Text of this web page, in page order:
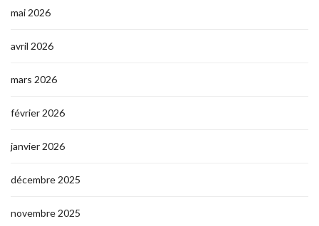
mai 2026
avril 2026
mars 2026
février 2026
janvier 2026
décembre 2025
novembre 2025